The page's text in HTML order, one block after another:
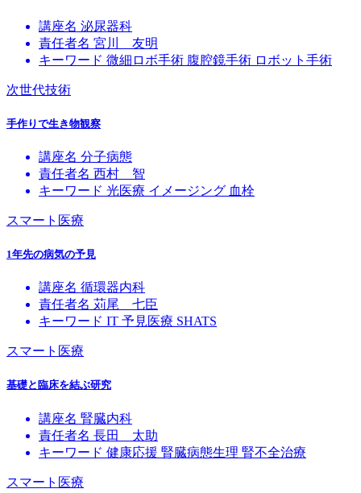
講座名 泌尿器科
責任者名 宮川 友明
キーワード 微細ロボ手術 腹腔鏡手術 ロボット手術
次世代技術
手作りで生き物観察
講座名 分子病態
責任者名 西村 智
キーワード 光医療 イメージング 血栓
スマート医療
1年先の病気の予見
講座名 循環器内科
責任者名 苅尾 七臣
キーワード IT 予見医療 SHATS
スマート医療
基礎と臨床を結ぶ研究
講座名 腎臓内科
責任者名 長田 太助
キーワード 健康応援 腎臓病態生理 腎不全治療
スマート医療